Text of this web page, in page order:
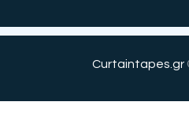
Curtaintapes.gr